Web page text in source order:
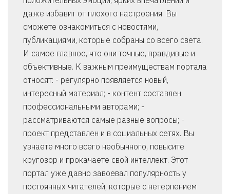
даже избавит от плохого настроения. Вы
сможете ознакомиться с новостями,
публикациями, которые собраны со всего света.
И самое главное, что они точные, правдивые и
объективные. К важным преимуществам портала
относят: - регулярно появляется новый,
интересный материал; - контент составлен
профессиональными авторами; -
рассматриваются самые разные вопросы; -
проект представлен и в социальных сетях. Вы
узнаете много всего необычного, повысите
кругозор и прокачаете свой интеллект. Этот
портал уже давно завоевал популярность у
постоянных читателей, которые с нетерпением